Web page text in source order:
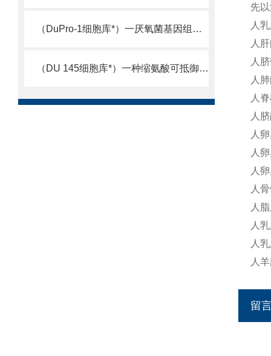
（DuPro-1细胞库*）一厌氧菌基因组测序完成
（DU 145细胞库*）一种缩氨酸可抵御超级细菌
先
人
人
人
人
人
人
人
人
人
人
人
人
人
人
留